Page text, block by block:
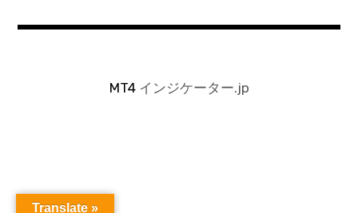
Translate »
MT4インジケーター.jp